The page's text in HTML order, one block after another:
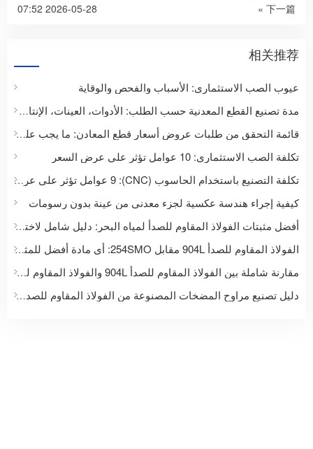
下一篇 »
2026-05-28 07:52
相关推荐
عيوب الصب الاستثماري: الأسباب والفحص والوقاية
مدة تصنيع القطع المعدنية حسب الطلب: الأدوات، العينات، الإنتاج والتسليم
قائمة التحقق من طلبات عروض أسعار قطع المعادن: ما يجب على المشترين إرساله للحصول على عرض سعر دقيق
تكلفة الصب الاستثماري: 10 عوامل تؤثر على عرض السعر
تكلفة التصنيع باستخدام الحاسوب (CNC): 9 عوامل تؤثر على عرض سعر القطعة المخصصة
كيفية إجراء هندسة عكسية لجزء معدني من عينة بدون رسومات
أفضل مثبتات الفولاذ المقاوم للصدأ لمياه البحر: دليل شامل لاختيار المواد للتطبيقات البحرية والساحلية
الفولاذ المقاوم للصدأ 904L مقابل 254SMO: أي مادة أفضل للمثبتات والتطبيقات التي تتعرض للتآكل الشديد؟
مقارنة شاملة بين الفولاذ المقاوم للصدأ 904L والفولاذ المقاوم للصدأ 1.4529: تطبيقات التثبيت والتطبيقات الصناعية
دليل تصنيع مراوح المضخات المصنوعة من الفولاذ المقاوم للصدأ